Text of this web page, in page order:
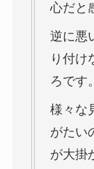
心だと
逆に悪
り付け
ろです。
様々な
がたい
が大掛